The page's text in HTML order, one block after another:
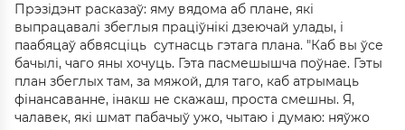
Прэзідэнт расказаў: яму вядома аб плане, які
выпрацавалі збеглыя праціўнікі дзеючай улады, і
паабяцаў абвясціць сутнасць гэтага плана. "Каб вы ўсе
бачылі, чаго яны хочуць. Гэта пасмешышча поўнае. Гэты
план збеглых там, за мяжой, для таго, каб атрымаць
фінансаванне, інакш не скажаш, проста смешны. Я,
чалавек, які шмат пабачыў ужо, чытаю і думаю: няўжо